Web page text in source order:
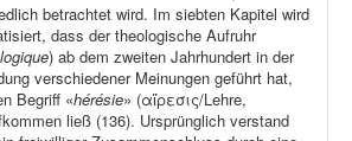
betrachtet wird. Im siebten Kapitel wird
dass der theologische Aufruhr
) ab dem zweiten Jahrhundert in der
verschiedener Meinungen geführt hat,
Begriff «hérésie» (αἵρεσις/Lehre,
ließ (136). Ursprünglich verstand